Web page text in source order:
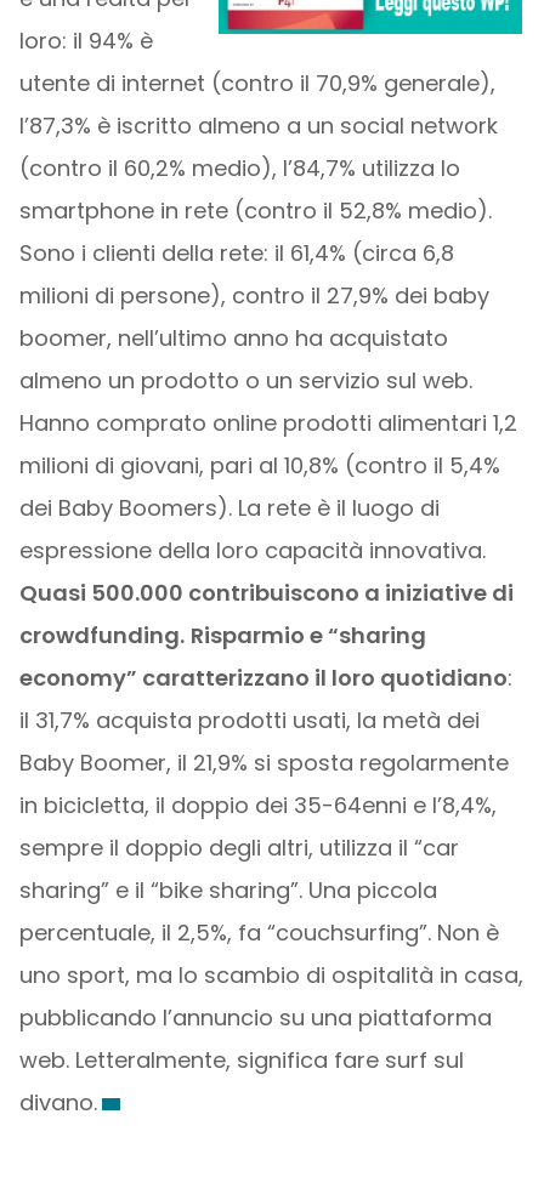
loro: il 94% è
utente di internet (contro il 70,9% generale),
l’87,3% è iscritto almeno a un social network
(contro il 60,2% medio), l’84,7% utilizza lo
smartphone in rete (contro il 52,8% medio).
Sono i clienti della rete: il 61,4% (circa 6,8
milioni di persone), contro il 27,9% dei baby
boomer, nell’ultimo anno ha acquistato
almeno un prodotto o un servizio sul web.
Hanno comprato online prodotti alimentari 1,2
milioni di giovani, pari al 10,8% (contro il 5,4%
dei Baby Boomers). La rete è il luogo di
espressione della loro capacità innovativa.
Quasi 500.000 contribuiscono a iniziative di
crowdfunding. Risparmio e “sharing
economy” caratterizzano il loro quotidiano:
il 31,7% acquista prodotti usati, la metà dei
Baby Boomer, il 21,9% si sposta regolarmente
in bicicletta, il doppio dei 35-64enni e l’8,4%,
sempre il doppio degli altri, utilizza il “car
sharing” e il “bike sharing”. Una piccola
percentuale, il 2,5%, fa “couchsurfing”. Non è
uno sport, ma lo scambio di ospitalità in casa,
pubblicando l’annuncio su una piattaforma
web. Letteralmente, significa fare surf sul
divano.